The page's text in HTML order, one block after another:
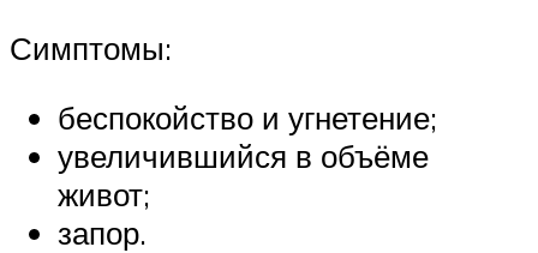
Симптомы:
беспокойство и угнетение;
увеличившийся в объёме
живот;
запор.